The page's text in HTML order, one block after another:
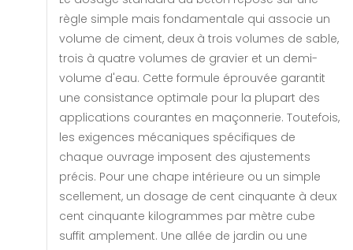
règle simple mais fondamentale qui associe un
volume de ciment, deux à trois volumes de sable,
trois à quatre volumes de gravier et un demi-
volume d'eau. Cette formule éprouvée garantit
une consistance optimale pour la plupart des
applications courantes en maçonnerie. Toutefois,
les exigences mécaniques spécifiques de
chaque ouvrage imposent des ajustements
précis. Pour une chape intérieure ou un simple
scellement, un dosage de cent cinquante à deux
cent cinquante kilogrammes par mètre cube
suffit amplement. Une allée de jardin ou une